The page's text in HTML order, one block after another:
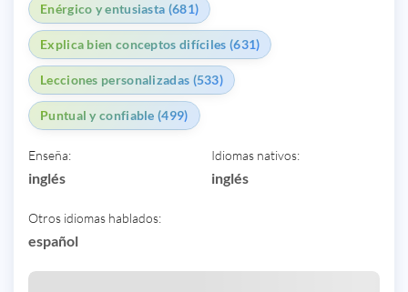
Enérgico y entusiasta (681)
Explica bien conceptos difíciles (631)
Lecciones personalizadas (533)
Puntual y confiable (499)
Enseña:
inglés
Idiomas nativos:
inglés
Otros idiomas hablados:
español